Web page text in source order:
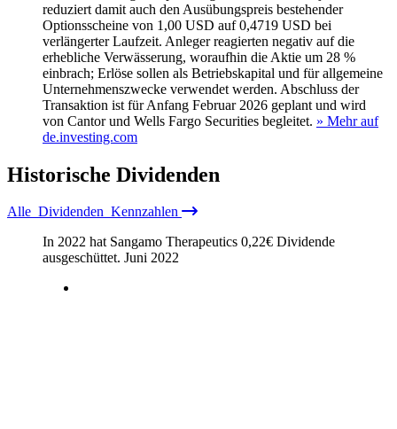
reduziert damit auch den Ausübungspreis bestehender
Optionsscheine von 1,00 USD auf 0,4719 USD bei
verlängerter Laufzeit. Anleger reagierten negativ auf die
erhebliche Verwässerung, woraufhin die Aktie um 28 %
einbrach; Erlöse sollen als Betriebskapital und für allgemeine
Unternehmenszwecke verwendet werden. Abschluss der
Transaktion ist für Anfang Februar 2026 geplant und wird
von Cantor und Wells Fargo Securities begleitet. » Mehr auf
de.investing.com
Historische Dividenden
Alle Dividenden Kennzahlen
In 2022 hat Sangamo Therapeutics 0,22€ Dividende
ausgeschüttet. Juni 2022